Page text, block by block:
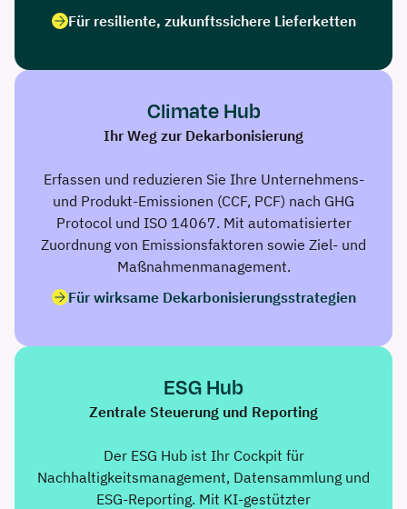
Für resiliente, zukunftssichere Lieferketten
Climate Hub
Ihr Weg zur Dekarbonisierung
Erfassen und reduzieren Sie Ihre Unternehmens-
und Produkt-Emissionen (CCF, PCF) nach GHG
Protocol und ISO 14067. Mit automatisierter
Zuordnung von Emissionsfaktoren sowie Ziel- und
Maßnahmenmanagement.
Für wirksame Dekarbonisierungsstrategien
ESG Hub
Zentrale Steuerung und Reporting
Der ESG Hub ist Ihr Cockpit für
Nachhaltigkeitsmanagement, Datensammlung und
ESG-Reporting. Mit KI-gestützter